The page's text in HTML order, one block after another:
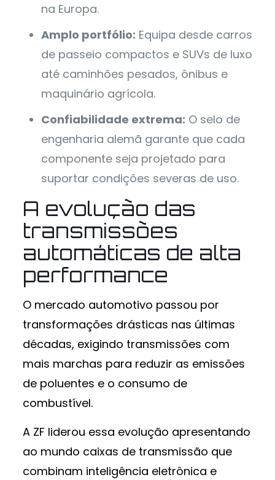
na Europa.
Amplo portfólio: Equipa desde carros
de passeio compactos e SUVs de luxo
até caminhões pesados, ônibus e
maquinário agrícola.
Confiabilidade extrema: O selo de
engenharia alemã garante que cada
componente seja projetado para
suportar condições severas de uso.
A evolução das
transmissões
automáticas de alta
performance
O mercado automotivo passou por
transformações drásticas nas últimas
décadas, exigindo transmissões com
mais marchas para reduzir as emissões
de poluentes e o consumo de
combustível.
A ZF liderou essa evolução apresentando
ao mundo caixas de transmissão que
combinam inteligência eletrônica e